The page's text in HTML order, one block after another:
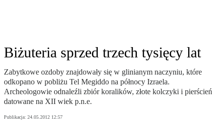
Biżuteria sprzed trzech tysięcy lat
Zabytkowe ozdoby znajdowały się w glinianym naczyniu, które
odkopano w pobliżu Tel Megiddo na północy Izraela.
Archeologowie odnaleźli zbiór koralików, złote kolczyki i pierścień
datowane na XII wiek p.n.e.
Publikacja: 24.05.2012 12:57